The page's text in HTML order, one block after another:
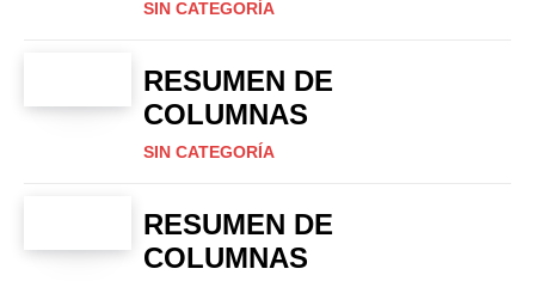
SIN CATEGORÍA
RESUMEN DE
COLUMNAS
SIN CATEGORÍA
RESUMEN DE
COLUMNAS